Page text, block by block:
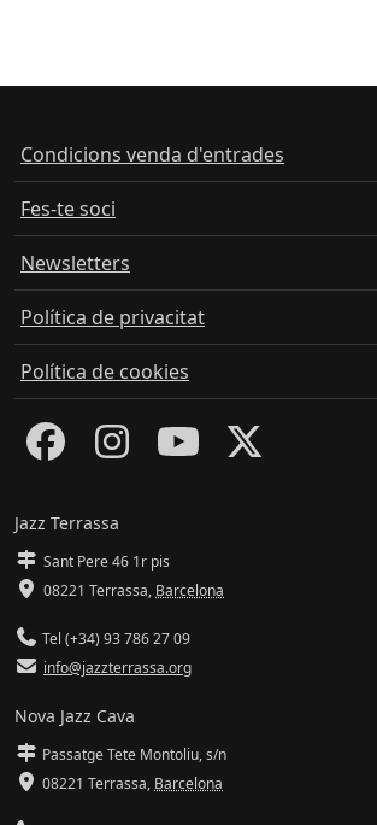
Condicions venda d'entrades
Fes-te soci
Newsletters
Política de privacitat
Política de cookies
Jazz Terrassa
Sant Pere 46 1r pis
08221 Terrassa, Barcelona
Tel (+34) 93 786 27 09
info@jazzterrassa.org
Nova Jazz Cava
Passatge Tete Montoliu, s/n
08221 Terrassa, Barcelona